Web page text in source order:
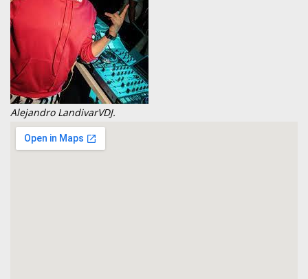
Alejandro LandivarVDJ.